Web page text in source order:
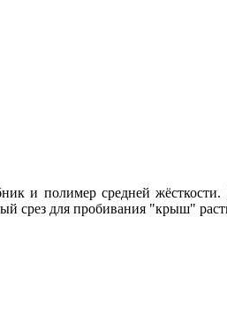
и полимер средней
срез для пробивания "крыш"